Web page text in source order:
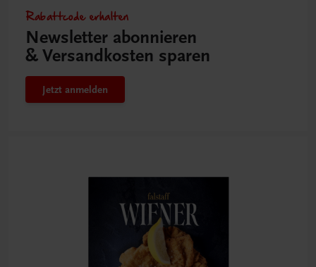
Rabattcode erhalten
Newsletter abonnieren
& Versandkosten sparen
Jetzt anmelden